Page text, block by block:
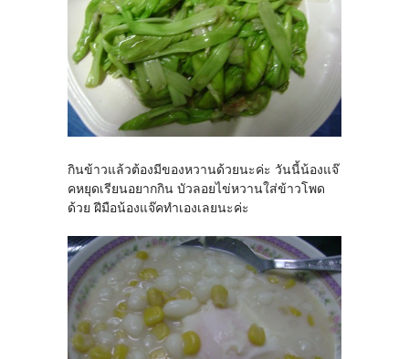
กินข้าวแล้วต้องมีของหวานด้วยนะค่ะ วันนี้น้องแจ๊
คหยุดเรียนอยากกิน บัวลอยไข่หวานใส่ข้าวโพด
ด้วย ฝีมือน้องแจ๊คทำเองเลยนะค่ะ